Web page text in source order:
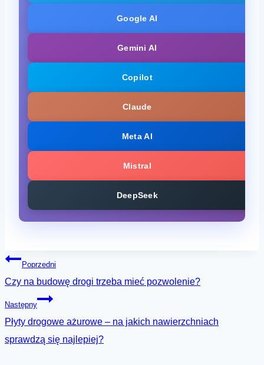
Google AI
Gemini AI
Copilot
Claude
Meta AI
Mistral
DeepSeek
Nawigacja
wpisu
Poprzedni
Czy na budowę drogi trzeba mieć pozwolenie?
Następny
Płyty drogowe ażurowe – na jakich nawierzchniach
sprawdzą się najlepiej?